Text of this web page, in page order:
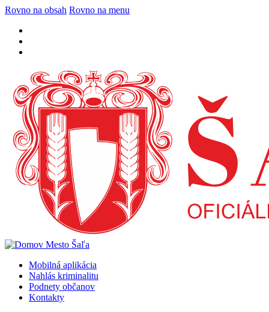
Rovno na obsah Rovno na menu
Mobilná aplikácia
Nahlás kriminalitu
Podnety občanov
Kontakty